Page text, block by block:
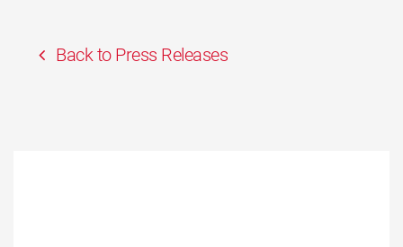
Back to Press Releases